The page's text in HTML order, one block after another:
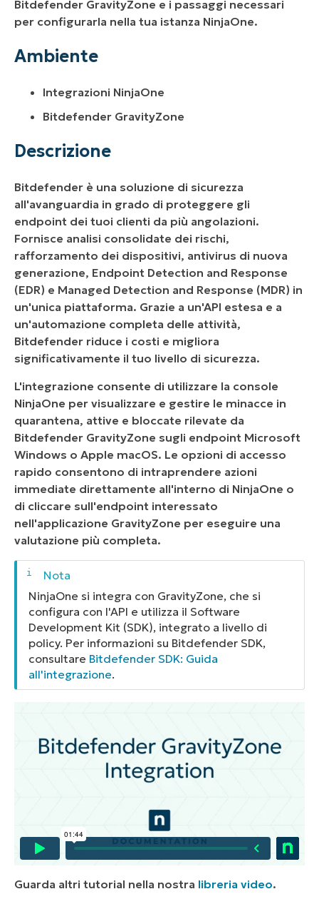
Bitdefender GravityZone e i passaggi necessari
per configurarla nella tua istanza NinjaOne.
Ambiente
Integrazioni NinjaOne
Bitdefender GravityZone
Descrizione
Bitdefender è una soluzione di sicurezza
all'avanguardia in grado di proteggere gli
endpoint dei tuoi clienti da più angolazioni.
Fornisce analisi consolidate dei rischi,
rafforzamento dei dispositivi, antivirus di nuova
generazione, Endpoint Detection and Response
(EDR) e Managed Detection and Response (MDR) in
un'unica piattaforma. Grazie a un'API estesa e a
un'automazione completa delle attività,
Bitdefender riduce i costi e migliora
significativamente il tuo livello di sicurezza.
L'integrazione consente di utilizzare la console
NinjaOne per visualizzare e gestire le minacce in
quarantena, attive e bloccate rilevate da
Bitdefender GravityZone sugli endpoint Microsoft
Windows o Apple macOS. Le opzioni di accesso
rapido consentono di intraprendere azioni
immediate direttamente all'interno di NinjaOne o
di cliccare sull'endpoint interessato
nell'applicazione GravityZone per eseguire una
valutazione più completa.
NinjaOne si integra con GravityZone, che si
configura con l'API e utilizza il Software
Development Kit (SDK), integrato a livello di
policy. Per informazioni su Bitdefender SDK,
consultare Bitdefender SDK: Guida
all'integrazione.
Guarda altri tutorial nella nostra libreria video.